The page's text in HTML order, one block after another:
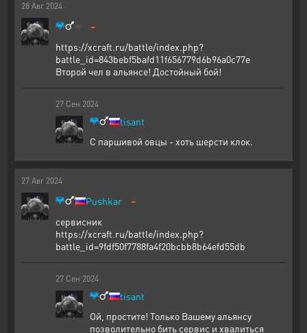
28 Авг 2024
-
https://xcraft.ru/battle/index.php?
battle_id=843bebf5bafd11f656779d6b96a0c77e
Второй чел в альянсе! Достойный бой!
27 Сен 2024
tisant
С паршивой овцы - хоть шерсти клок.
27 Авг 2024
Pushkar -
сервисник
https://xcraft.ru/battle/index.php?
battle_id=9fdf50f7788fa4f20bcbb8b64efd55db
27 Сен 2024
tisant
Ой, простите! Только Вашему альянсу
позволительно бить сервис и хвалиться